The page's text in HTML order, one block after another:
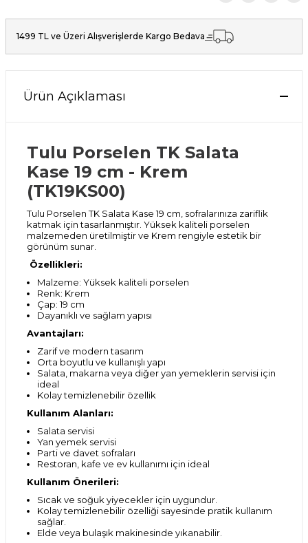
1499 TL ve Üzeri Alışverişlerde Kargo Bedava
Ürün Açıklaması
Tulu Porselen TK Salata
Kase 19 cm - Krem
(TK19KS00)
Tulu Porselen TK Salata Kase 19 cm, sofralarınıza zariflik
katmak için tasarlanmıştır. Yüksek kaliteli porselen
malzemeden üretilmiştir ve Krem rengiyle estetik bir
görünüm sunar.
Özellikleri:
Malzeme: Yüksek kaliteli porselen
Renk: Krem
Çap: 19 cm
Dayanıklı ve sağlam yapısı
Avantajları:
Zarif ve modern tasarım
Orta boyutlu ve kullanışlı yapı
Salata, makarna veya diğer yan yemeklerin servisi için
ideal
Kolay temizlenebilir özellik
Kullanım Alanları:
Salata servisi
Yan yemek servisi
Parti ve davet sofraları
Restoran, kafe ve ev kullanımı için ideal
Kullanım Önerileri:
Sıcak ve soğuk yiyecekler için uygundur.
Kolay temizlenebilir özelliği sayesinde pratik kullanım
sağlar.
Elde veya bulaşık makinesinde yıkanabilir.